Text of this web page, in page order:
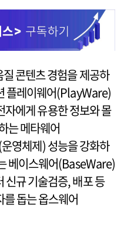
콘텐츠 경험을 제공하
플레이웨어(PlayWare)
에게 유용한 정보와 몰
는 메타웨어
영체제) 성능을 강화하
베이스웨어(BaseWare)
규 기술검증, 배포 등
돕는 옵스웨어